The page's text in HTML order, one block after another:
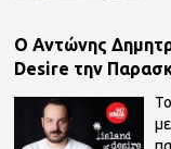
O Αντώνης
Desire την